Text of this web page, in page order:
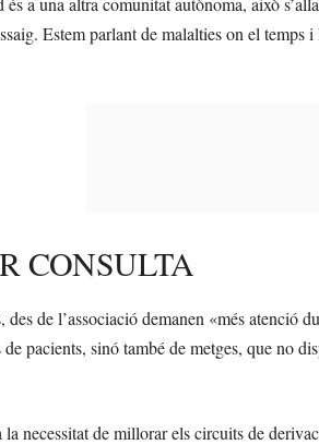
Estem parlant de malalties on el temps
CONSULTA
de l’associació demanen «més atenció
pacients, sinó també de metges, que no
necessitat de millorar els circuits de